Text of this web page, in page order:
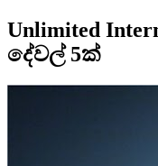
Unlimited
දේවල් 5ක්